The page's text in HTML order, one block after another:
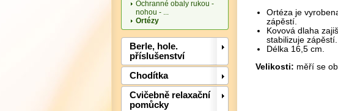
Ochranné obaly rukou -
nohou - ...
Ortézy
Berle, hole.
příslušenství
Chodítka
Cvičebně relaxační
pomůcky
Ortéza je
zápěstí.
Kovová dlaha
stabilizuje zápěstí.
Délka 16,5 cm.
Velikosti: měří se